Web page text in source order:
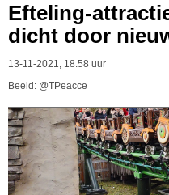
Efteling-
dicht door
13-11-2021, 18.58 uur
Beeld: @TPeacce